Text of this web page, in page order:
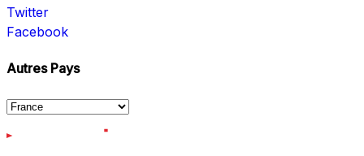
Twitter
Facebook
Autres Pays